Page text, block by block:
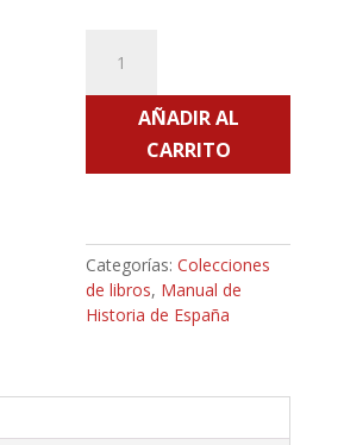
Historia
cantidad
AÑADIR AL
CARRITO
Categorías:Colecciones
de libros, Manual de
Historia de España